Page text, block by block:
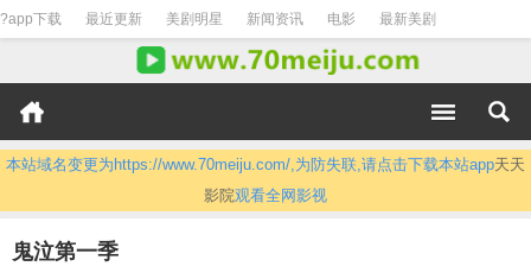
?app下载 最近更新 美剧明星 新闻资讯 电影 最新美剧
本站域名变更为https://www.70meiju.com/,为防失联,请点击下载本站app天天
影院观看全网影视
鬼泣第一季